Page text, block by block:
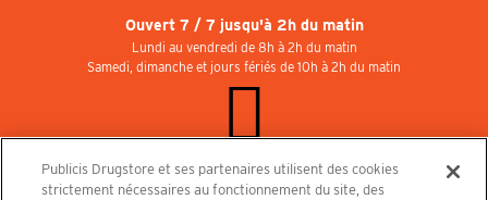
Ouvert 7 / 7 jusqu'à 2h du matin
Lundi au vendredi de 8h à 2h du matin
Samedi, dimanche et jours fériés de 10h à 2h du matin
Rejoignez-nous au Publicisdrugstore !
Publicis Drugstore et ses partenaires utilisent des cookies
strictement nécessaires au fonctionnement du site, des